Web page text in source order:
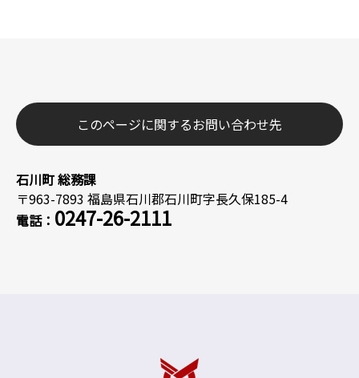
このページに関するお問い合わせ先
石川町 総務課
〒963-7893 福島県石川郡石川町字長久保185-4
電話： 0247-26-2111